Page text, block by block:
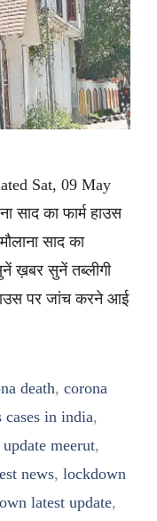
Sat, 09 May
साद का फार्म हाउस
साद का
ख़बर सुनें तब्लीगी
पर जांच करने आई
death, corona
cases in india,
meerut,
news, lockdown
latest update,